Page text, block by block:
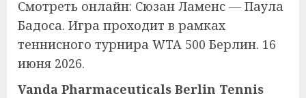
Смотреть онлайн: Сюзан Ламенс — Паула
Бадоса. Игра проходит в рамках
теннисного турнира WTA 500 Берлин. 16
июня 2026.
Vanda Pharmaceuticals Berlin Tennis